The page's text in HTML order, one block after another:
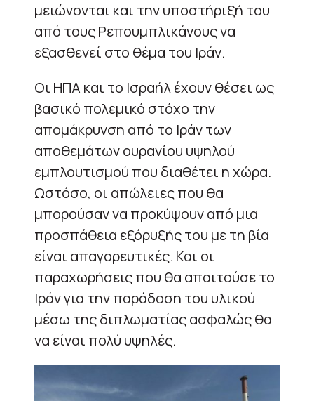
μειώνονται και την υποστήριξή του
από τους Ρεπουμπλικάνους να
εξασθενεί στο θέμα του Ιράν.
Οι ΗΠΑ και το Ισραήλ έχουν θέσει ως
βασικό πολεμικό στόχο την
απομάκρυνση από το Ιράν των
αποθεμάτων ουρανίου υψηλού
εμπλουτισμού που διαθέτει η χώρα.
Ωστόσο, οι απώλειες που θα
μπορούσαν να προκύψουν από μια
προσπάθεια εξόρυξής του με τη βία
είναι απαγορευτικές. Και οι
παραχωρήσεις που θα απαιτούσε το
Ιράν για την παράδοση του υλικού
μέσω της διπλωματίας ασφαλώς θα
να είναι πολύ υψηλές.